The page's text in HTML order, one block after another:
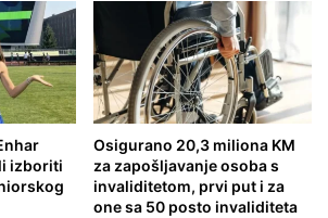
izboriti
Osigurano 20,3 miliona KM
za zapošljavanje osoba s
invaliditetom, prvi put i za
one sa 50 posto invaliditeta